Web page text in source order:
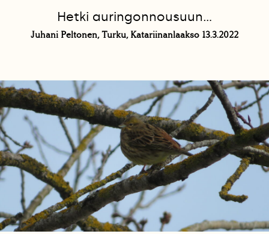
Hetki auringonnousuun…
Juhani Peltonen, Turku, Katariinanlaakso 13.3.2022